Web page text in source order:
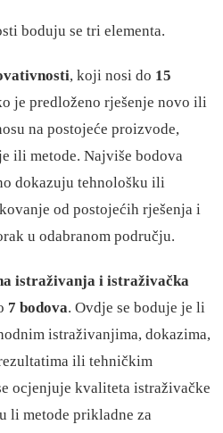
boduju se tri elementa.
, koji nosi do 15
je predloženo rješenje novo ili
na postojeće proizvode,
ili metode. Najviše bodova
dokazuju tehnološku ili
od postojećih rješenja i
u odabranom području.
istraživanja i istraživačka
7 bodova. Ovdje se boduje je li
istraživanjima, dokazima,
ili tehničkim
ocjenjuje kvaliteta istraživačke
li metode prikladne za